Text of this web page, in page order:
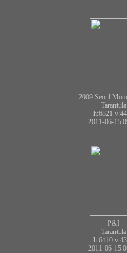
2009 Seoul
Tarantula
h:6821
2011-06-15
P&I
Tarantula
h:6410
2011-06-15